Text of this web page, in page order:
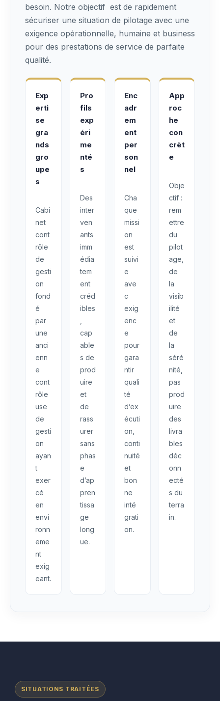
besoin. Notre objectif est de rapidement
sécuriser une situation de pilotage avec une
exigence opérationnelle, humaine et business
pour des prestations de service de parfaite
qualité.
Exp
erti
se
gra
nds
gro
upe
s
Cabi
net
cont
rôle
de
gesti
on
fond
é
par
une
anci
enn
e
cont
rôle
use
de
gesti
on
ayan
t
exer
cé
en
envi
ronn
eme
nt
exig
eant.
Pro
fils
exp
éri
me
nté
s
Des
inter
ven
ants
imm
édia
tem
ent
créd
ibles
cap
able
s de
prod
uire
et
de
rass
urer
sans
phas
e
d’ap
pren
tissa
ge
long
ue.
Enc
adr
em
ent
per
son
nel
Cha
que
missi
on
est
suivi
e
ave
c
exig
enc
e
pour
gara
ntir
quali
té
d’ex
écuti
on,
conti
nuité
et
bon
ne
inté
grati
on.
App
roc
he
con
crèt
e
Obje
ctif :
rem
ettre
du
pilot
age,
de
la
visib
ilité
et
de
la
séré
nité,
pas
prod
uire
des
livra
bles
déc
onn
ecté
s du
terra
in.
SITUATIONS TRAITÉES